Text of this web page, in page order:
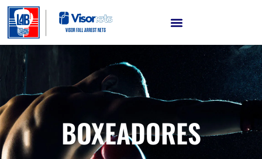
BOXEADORES